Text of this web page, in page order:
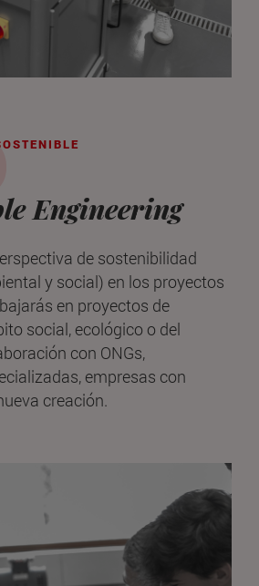
Engineering
de sostenibilidad
y social) en los proyectos
en proyectos de
social, ecológico o del
con ONGs,
empresas con
creación.